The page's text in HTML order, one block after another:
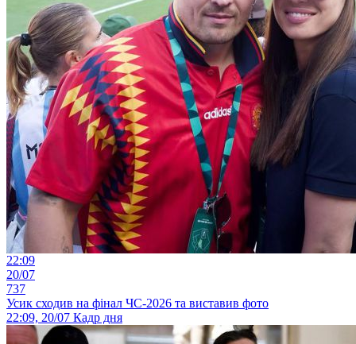
22:09
20/07
737
Усик сходив на фінал ЧС-2026 та виставив фото
22:09, 20/07 Кадр дня